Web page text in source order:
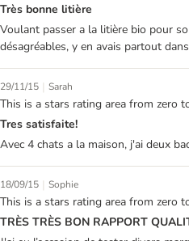
Très bonne litière
Voulant passer a la litière bio pour
désagréables, y en avais partout
29/11/15 | Sarah
This is a stars rating area from zero
Tres satisfaite!
Avec 4 chats a la maison, j'ai deux
18/09/15 | Sophie
This is a stars rating area from zero
TRÈS TRÈS BON RAPPORT